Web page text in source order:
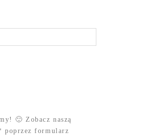
🙂 Zobacz naszą
poprzez formularz